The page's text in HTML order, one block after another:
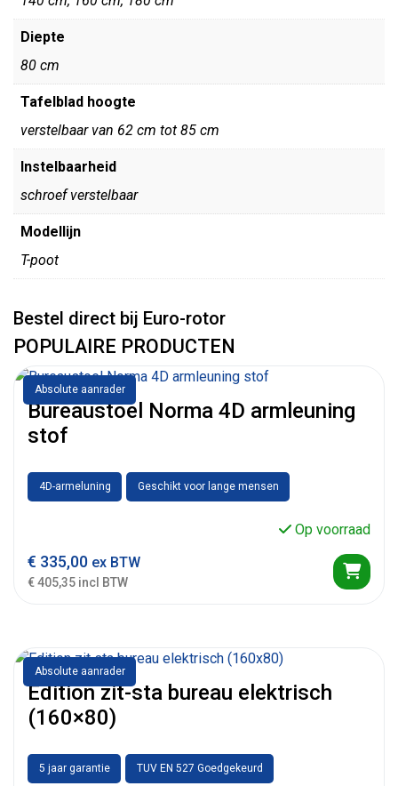
Diepte
80 cm
Tafelblad hoogte
verstelbaar van 62 cm tot 85 cm
Instelbaarheid
schroef verstelbaar
Modellijn
T-poot
Bestel direct bij Euro-rotor
POPULAIRE PRODUCTEN
Absolute aanrader
Bureaustoel Norma 4D armleuning
stof
4D-armeluning Geschikt voor lange mensen
Op voorraad
€ 335,00 ex BTW
€ 405,35 incl BTW
Absolute aanrader
Edition zit-sta bureau elektrisch
(160×80)
5 jaar garantie TUV EN 527 Goedgekeurd